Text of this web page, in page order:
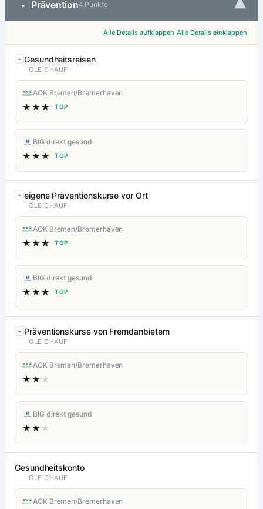
• Prävention4 Punkte
Alle Details aufklappen Alle Details einklappen
Gesundheitsreisen
GLEICHAUF
AOK Bremen/Bremerhaven
★★★ TOP
BIG direkt gesund
★★★ TOP
eigene Präventionskurse vor Ort
GLEICHAUF
AOK Bremen/Bremerhaven
★★★ TOP
BIG direkt gesund
★★★ TOP
Präventionskurse von Fremdanbietern
GLEICHAUF
AOK Bremen/Bremerhaven
★★ ★
BIG direkt gesund
★★ ★
Gesundheitskonto
GLEICHAUF
AOK Bremen/Bremerhaven